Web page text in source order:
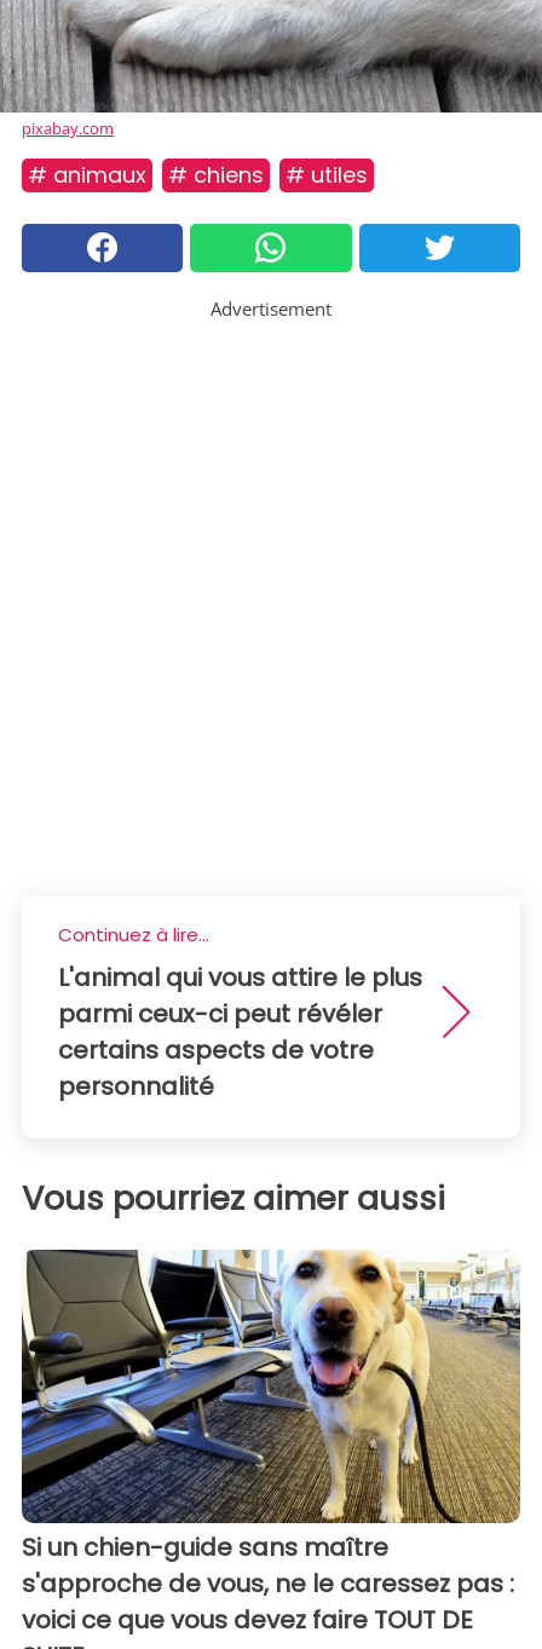
pixabay.com
# animaux # chiens # utiles
Advertisement
Continuez à lire...
L'animal qui vous attire le plus
parmi ceux-ci peut révéler
certains aspects de votre
personnalité
Vous pourriez aimer aussi
Si un chien-guide sans maître
s'approche de vous, ne le caressez pas :
voici ce que vous devez faire TOUT DE